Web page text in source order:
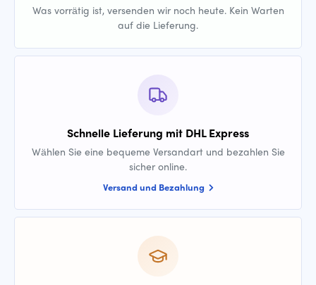
Was vorrätig ist, versenden wir noch heute. Kein Warten
auf die Lieferung.
Schnelle Lieferung mit DHL Express
Wählen Sie eine bequeme Versandart und bezahlen Sie
sicher online.
Versand und Bezahlung